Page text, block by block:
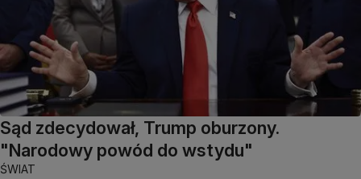
Sąd zdecydował, Trump oburzony.
"Narodowy powód do wstydu"
ŚWIAT